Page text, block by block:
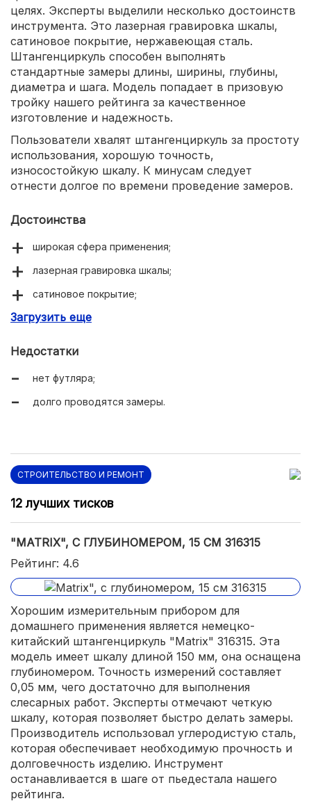
целях. Эксперты выделили несколько достоинств
инструмента. Это лазерная гравировка шкалы,
сатиновое покрытие, нержавеющая сталь.
Штангенциркуль способен выполнять
стандартные замеры длины, ширины, глубины,
диаметра и шага. Модель попадает в призовую
тройку нашего рейтинга за качественное
изготовление и надежность.
Пользователи хвалят штангенциркуль за простоту
использования, хорошую точность,
износостойкую шкалу. К минусам следует
отнести долгое по времени проведение замеров.
Достоинства
широкая сфера применения;
лазерная гравировка шкалы;
сатиновое покрытие;
нержавеющая сталь.
Загрузить еще
Недостатки
нет футляра;
долго проводятся замеры.
СТРОИТЕЛЬСТВО И РЕМОНТ
12 лучших тисков
"MATRIX", С ГЛУБИНОМЕРОМ, 15 СМ 316315
Рейтинг: 4.6
Хорошим измерительным прибором для
домашнего применения является немецко-
китайский штангенциркуль "Matrix" 316315. Эта
модель имеет шкалу длиной 150 мм, она оснащена
глубиномером. Точность измерений составляет
0,05 мм, чего достаточно для выполнения
слесарных работ. Эксперты отмечают четкую
шкалу, которая позволяет быстро делать замеры.
Производитель использовал углеродистую сталь,
которая обеспечивает необходимую прочность и
долговечность изделию. Инструмент
останавливается в шаге от пьедестала нашего
рейтинга.